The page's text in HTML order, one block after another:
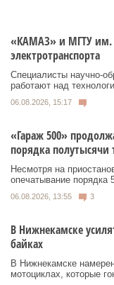
«КАМАЗ» и МГТУ им.
электротранспорта
Специалисты научно-
работают над
06.08.2026, 15:17
«Гараж 500»
порядка полутысячи
Несмотря на
опечатывание порядка
06.08.2026, 13:55 3
В Нижнекамске
байках
В Нижнекамске
мотоциклах, которые